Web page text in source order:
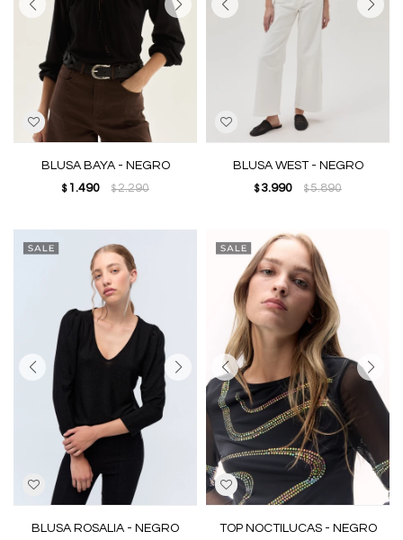
BLUSA BAYA - NEGRO
$ 1.490 $2.290
BLUSA WEST - NEGRO
$ 3.990 $5.890
BLUSA ROSALIA - NEGRO TOP NOCTILUCAS - NEGRO